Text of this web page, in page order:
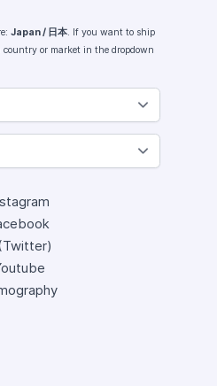
Japan / 日本. If you want to ship
country or market in the dropdown